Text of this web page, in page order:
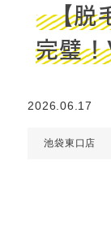
【脱
完璧
2026.06.17
池袋東口店